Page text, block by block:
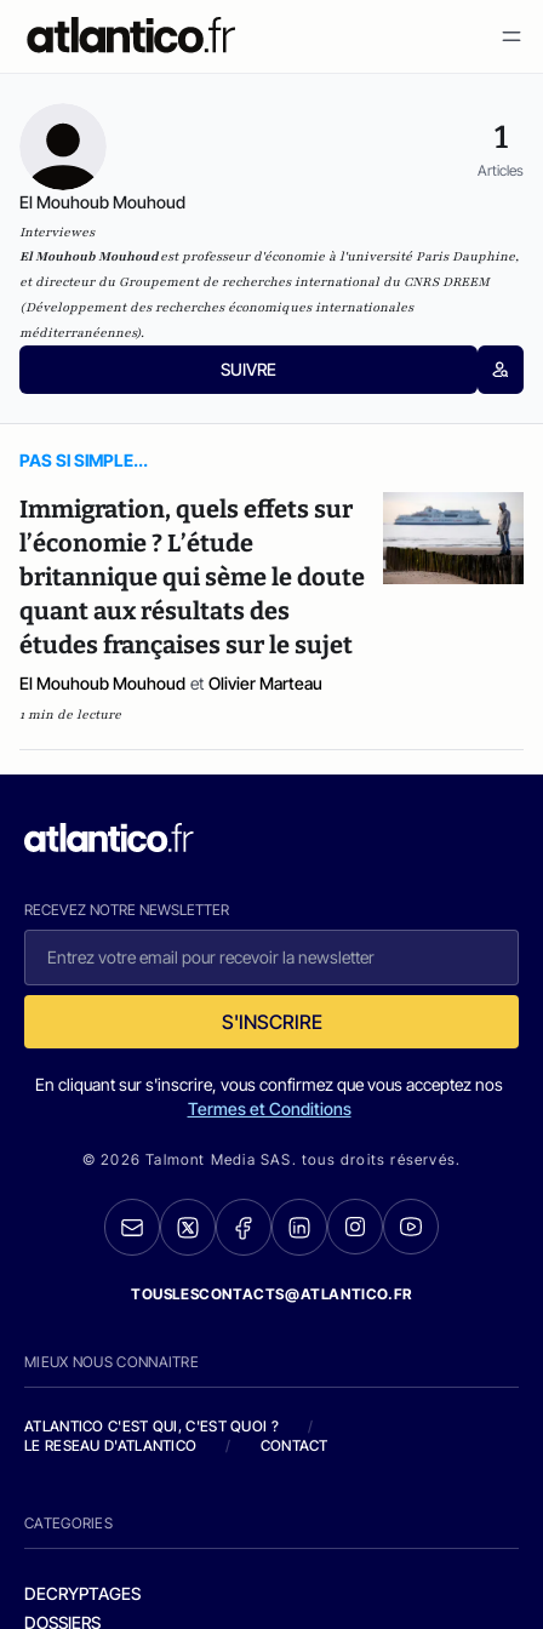
1
Articles
El Mouhoub Mouhoud
Interviewes
El Mouhoub Mouhoudest professeur d'économie à l'université Paris Dauphine,
et directeur du Groupement de recherches international du CNRS DREEM
(Développement des recherches économiques internationales
méditerranéennes).
SUIVRE
PAS SI SIMPLE...
Immigration, quels effets sur
l’économie ? L’étude
britannique qui sème le doute
quant aux résultats des
études françaises sur le sujet
El Mouhoub Mouhoud et Olivier Marteau
1 min de lecture
RECEVEZ NOTRE NEWSLETTER
S'INSCRIRE
En cliquant sur s'inscrire, vous confirmez que vous acceptez nos
Termes et Conditions
© 2026 Talmont Media SAS. tous droits réservés.
TOUSLESCONTACTS@ATLANTICO.FR
MIEUX NOUS CONNAITRE
ATLANTICO C'EST QUI, C'EST QUOI ?
/
LE RESEAU D'ATLANTICO
/ CONTACT
CATEGORIES
DECRYPTAGES
DOSSIERS